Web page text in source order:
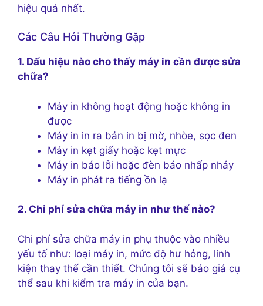
hiệu quả nhất.
Các Câu Hỏi Thường Gặp
1. Dấu hiệu nào cho thấy máy in cần được sửa
chữa?
Máy in không hoạt động hoặc không in
được
Máy in in ra bản in bị mờ, nhòe, sọc đen
Máy in kẹt giấy hoặc kẹt mực
Máy in báo lỗi hoặc đèn báo nhấp nháy
Máy in phát ra tiếng ồn lạ
2. Chi phí sửa chữa máy in như thế nào?
Chi phí sửa chữa máy in phụ thuộc vào nhiều
yếu tố như: loại máy in, mức độ hư hỏng, linh
kiện thay thế cần thiết. Chúng tôi sẽ báo giá cụ
thể sau khi kiểm tra máy in của bạn.